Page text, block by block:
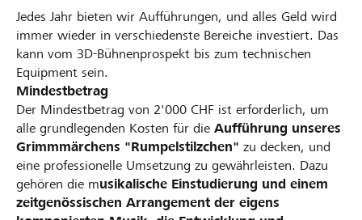
Jedes Jahr bieten wir Aufführungen, und alles Geld wird
immer wieder in verschiedenste Bereiche investiert. Das
kann vom 3D-Bühnenprospekt bis zum technischen
Equipment sein.
Mindestbetrag
Der Mindestbetrag von 2'000 CHF ist erforderlich, um
alle grundlegenden Kosten für die Aufführung unseres
Grimmmärchens "Rumpelstilzchen" zu decken, und
eine professionelle Umsetzung zu gewährleisten. Dazu
gehören die musikalische Einstudierung und einem
zeitgenössischen Arrangement der eigens